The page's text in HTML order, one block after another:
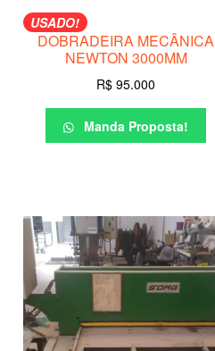
USADO!
DOBRADEIRA MECÂNICA
NEWTON 3000MM
R$ 95.000
Manda Proposta!